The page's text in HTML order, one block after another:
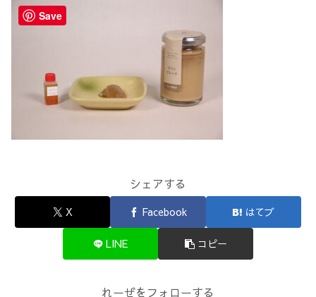
シェアする
X Facebook はてブ
LINE コピー
れーぜをフォローする
Save